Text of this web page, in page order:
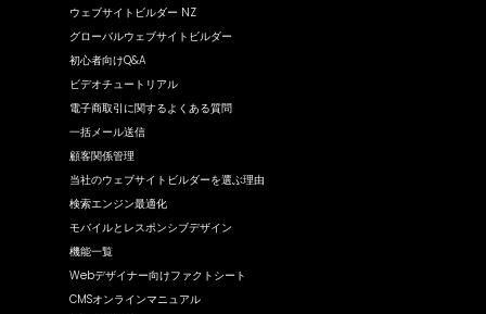
ウェブサイトビルダー NZ
グローバルウェブサイトビルダー
初心者向けQ&A
ビデオチュートリアル
電子商取引に関するよくある質問
一括メール送信
顧客関係管理
当社のウェブサイトビルダーを選ぶ理由
検索エンジン最適化
モバイルとレスポンシブデザイン
機能一覧
Webデザイナー向けファクトシート
CMSオンラインマニュアル